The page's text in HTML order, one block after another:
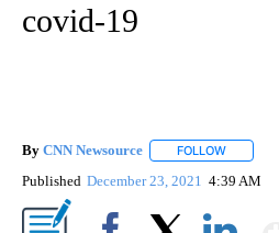
covid-19
By CNN Newsource FOLLOW
Published December 23, 2021 4:39 AM